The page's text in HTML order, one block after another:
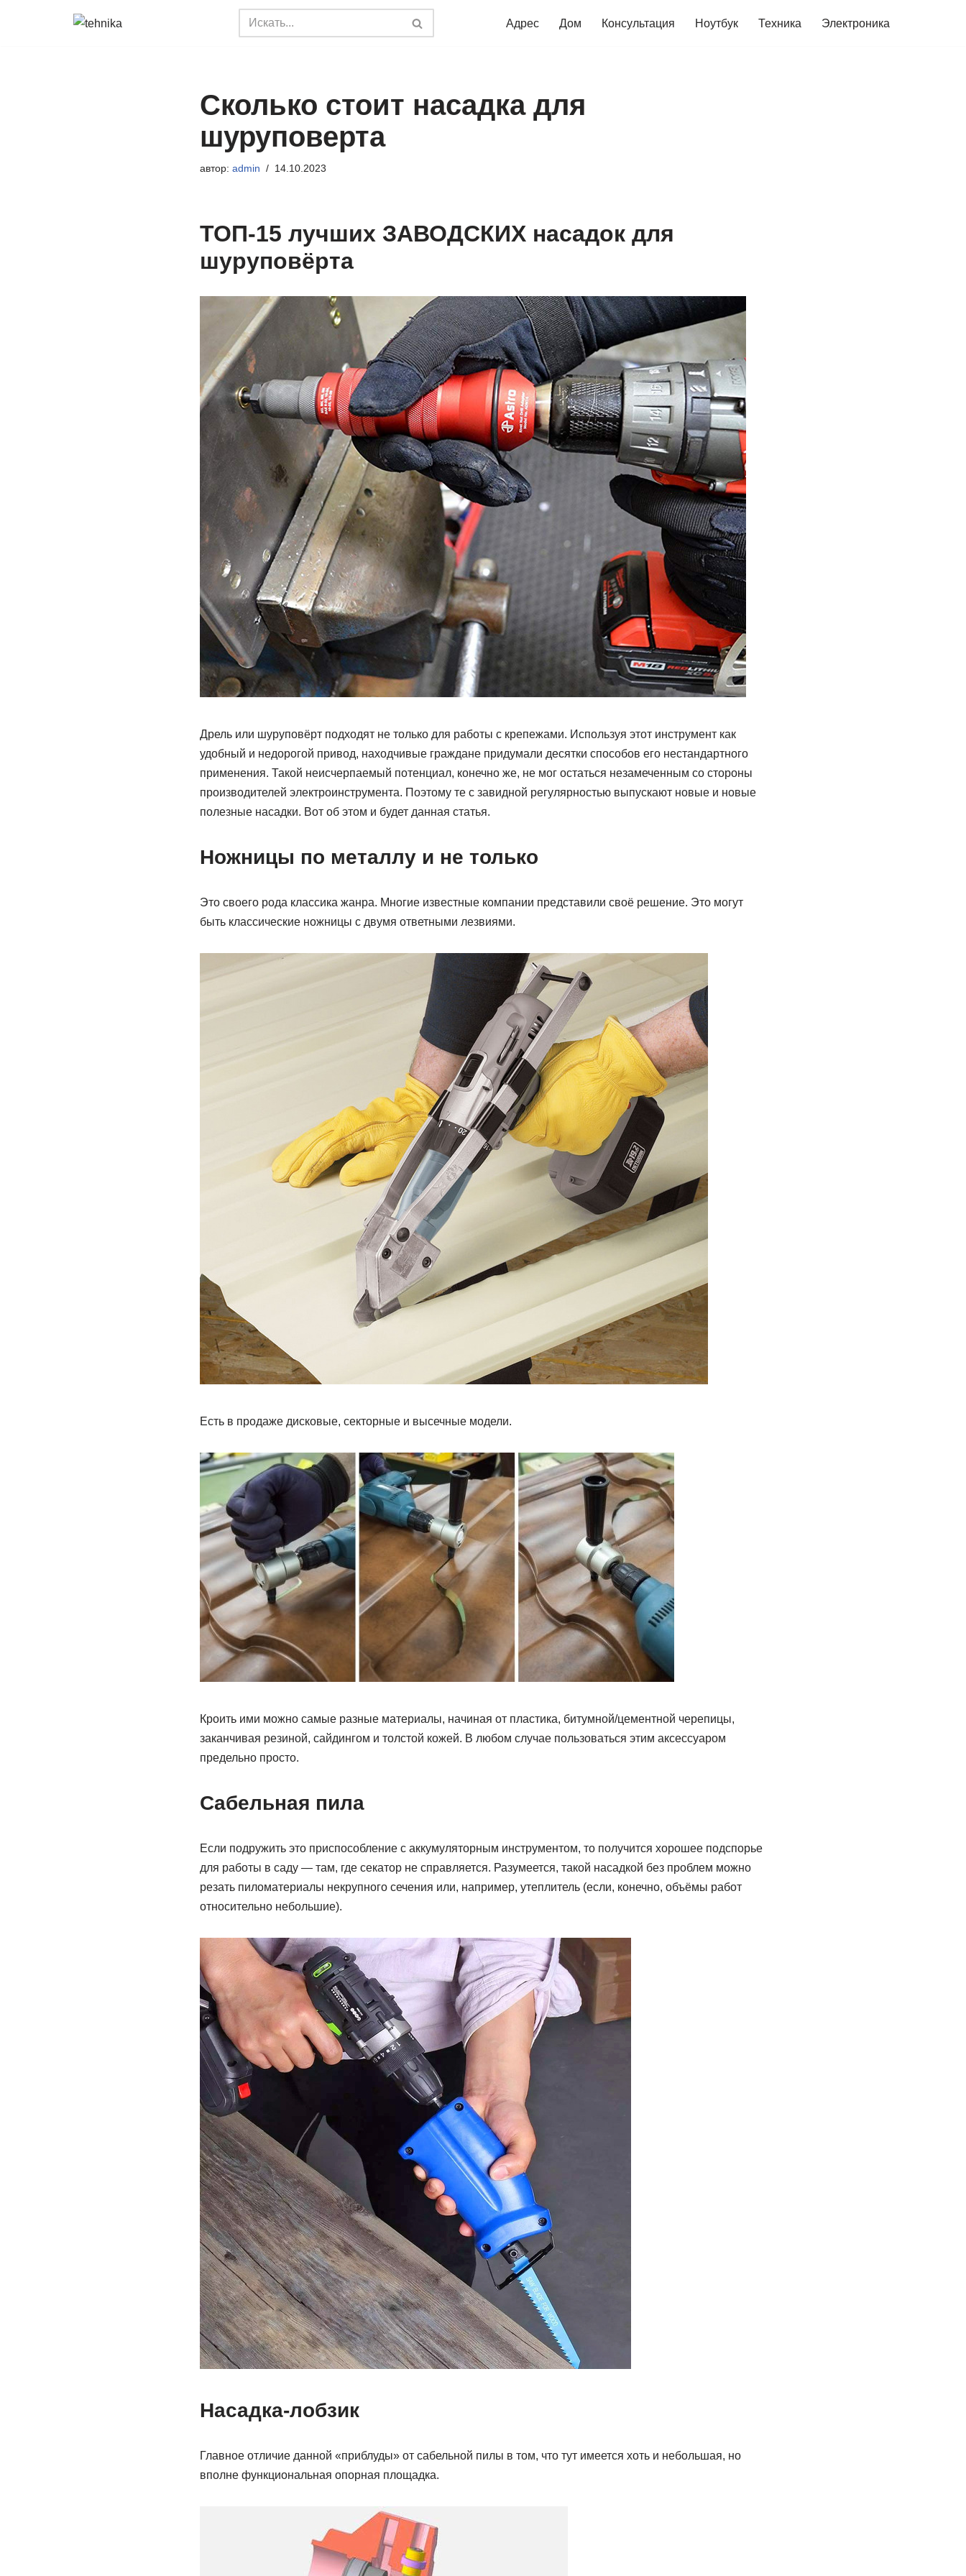
Адрес Дом Консультация Ноутбук Техника Электроника
Сколько стоит насадка для
шуруповерта
автор: admin 14.10.2023
ТОП-15 лучших ЗАВОДСКИХ насадок для
шуруповёрта
Дрель или шуруповёрт подходят не только для работы с крепежами. Используя этот инструмент как
удобный и недорогой привод, находчивые граждане придумали десятки способов его нестандартного
применения. Такой неисчерпаемый потенциал, конечно же, не мог остаться незамеченным со стороны
производителей электроинструмента. Поэтому те с завидной регулярностью выпускают новые и новые
полезные насадки. Вот об этом и будет данная статья.
Ножницы по металлу и не только
Это своего рода классика жанра. Многие известные компании представили своё решение. Это могут
быть классические ножницы с двумя ответными лезвиями.
Есть в продаже дисковые, секторные и высечные модели.
Кроить ими можно самые разные материалы, начиная от пластика, битумной/цементной черепицы,
заканчивая резиной, сайдингом и толстой кожей. В любом случае пользоваться этим аксессуаром
предельно просто.
Сабельная пила
Если подружить это приспособление с аккумуляторным инструментом, то получится хорошее подспорье
для работы в саду — там, где секатор не справляется. Разумеется, такой насадкой без проблем можно
резать пиломатериалы некрупного сечения или, например, утеплитель (если, конечно, объёмы работ
относительно небольшие).
Насадка-лобзик
Главное отличие данной «приблуды» от сабельной пилы в том, что тут имеется хоть и небольшая, но
вполне функциональная опорная площадка.